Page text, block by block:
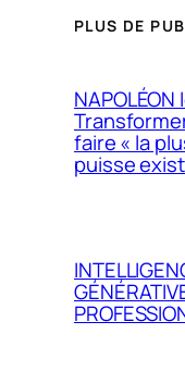
PLUS DE
NAPOLÉON
faire « la
puisse